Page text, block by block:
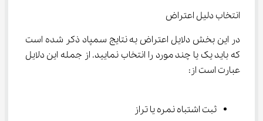
انتخاب دلیل اعتراض
در این بخش دلایل اعتراض به نتایج سمپاد ذکر شده است
که باید یک یا چند مورد را انتخاب نمایید. از جمله این دلایل
عبارت است از:
ثبت اشتباه نمره یا تراز